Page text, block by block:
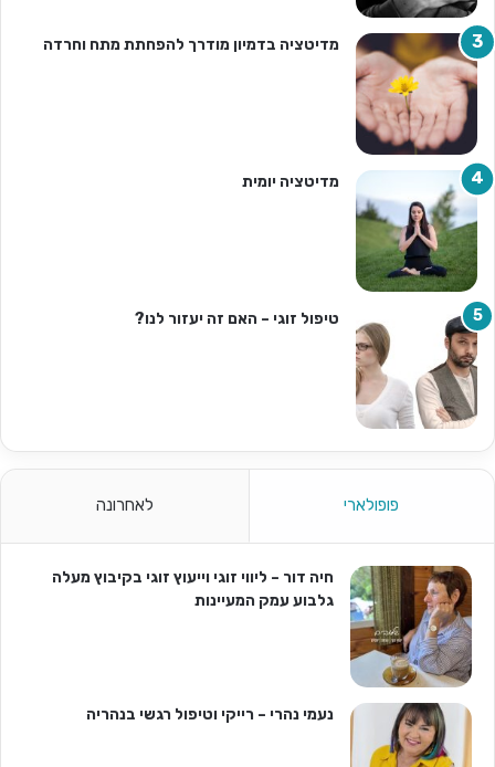
מדיטציה בדמיון מודרך להפחתת מתח וחרדה
מדיטציה יומית
טיפול זוגי – האם זה יעזור לנו?
פופולארי לאחרונה
חיה דור – ליווי זוגי וייעוץ זוגי בקיבוץ מעלה
גלבוע עמק המעיינות
נעמי נהרי – רייקי וטיפול רגשי בנהריה